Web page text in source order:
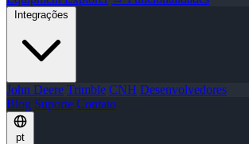
Integrações
John Deere Trimble CNH Desenvolvedores
Blog Suporte Contato
pt